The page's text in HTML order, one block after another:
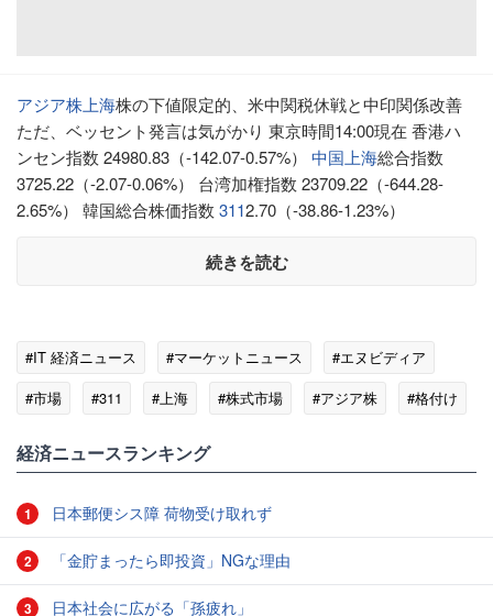
アジア株 上海株の下値限定的、米中関税休戦と中印関係改善
ただ、ベッセント発言は気がかり 東京時間14:00現在 香港ハ
ンセン指数 24980.83（-142.07-0.57%） 中国 上海総合指数
3725.22（-2.07-0.06%） 台湾加権指数 23709.22（-644.28-
2.65%） 韓国総合株価指数 3112.70（-38.86-1.23%）
続きを読む
#IT 経済ニュース #マーケットニュース
#エヌビディア
#市場
#311 #上海 #株式市場 #アジア株
#格付け
経済ニュースランキング
1 日本郵便シス障 荷物受け取れず
2 「金貯まったら即投資」NGな理由
3 日本社会に広がる「孫疲れ」